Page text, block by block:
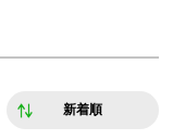
新着順